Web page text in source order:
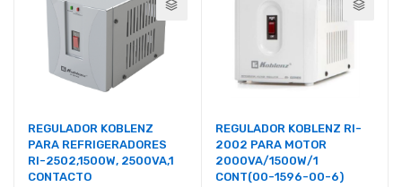
REGULADOR KOBLENZ
PARA REFRIGERADORES
RI-2502,1500W, 2500VA,1
CONTACTO
REGULADOR KOBLENZ RI-
2002 PARA MOTOR
2000VA/1500W/1
CONT(00-1596-00-6)